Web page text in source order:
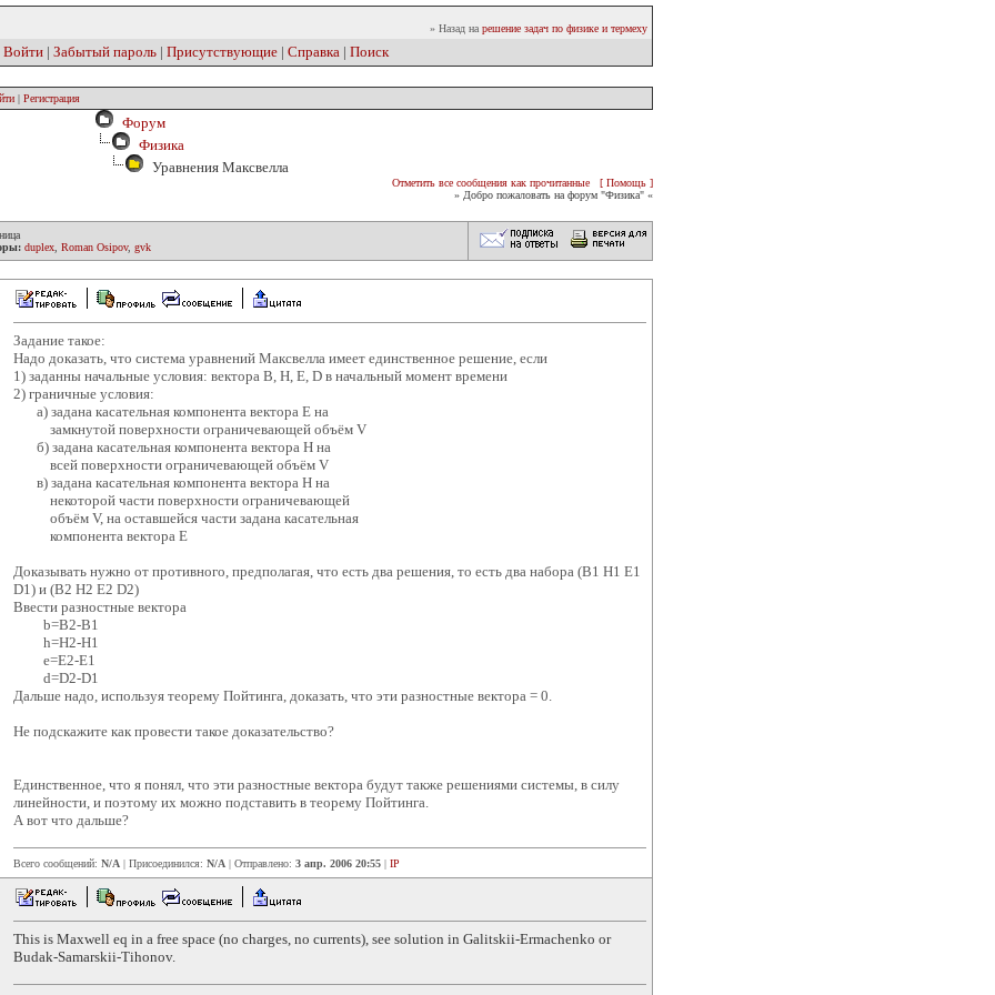
» Назад на решение задач по физике и термеху
Войти | Забытый пароль | Присутствующие | Справка | Поиск
| Регистрация
Форум
Физика
Уравнения Максвелла
Отметить все сообщения как прочитанные
[ Помощь ]
» Добро пожаловать на форум "Физика" «
duplex Roman Osipov, gvk
Задание такое:
Надо доказать, что система уравнений Максвелла имеет единственное решение, если
1) заданны начальные условия: вектора B, H, E, D в начальный момент времени
2) граничные условия:
a) задана касательная компонента вектора Е на
замкнутой поверхности ограничевающей объём V
б) задана касательная компонента вектора H на
всей поверхности ограничевающей объём V
в) задана касательная компонента вектора H на
некоторой части поверхности ограничевающей
объём V, на оставшейся части задана касательная
компонента вектора Е
Доказывать нужно от противного, предполагая, что есть два решения, то есть два набора (B1 H1 E1
D1) и (B2 H2 E2 D2)
Ввести разностные вектора
b=B2-B1
h=H2-H1
e=E2-E1
d=D2-D1
Дальше надо, используя теорему Пойтинга, доказать, что эти разностные вектора = 0.
Не подскажите как провести такое доказательство?
Единственное, что я понял, что эти разностные вектора будут также решениями системы, в силу
линейности, и поэтому их можно подставить в теорему Пойтинга.
А вот что дальше?
Всего сообщений: N/A | Присоединился: N/A | Отправлено: 3 апр. 2006 20:55 | IP
This is Maxwell eq in a free space (no charges, no currents), see solution in Galitskii-Ermachenko or
Budak-Samarskii-Tihonov.